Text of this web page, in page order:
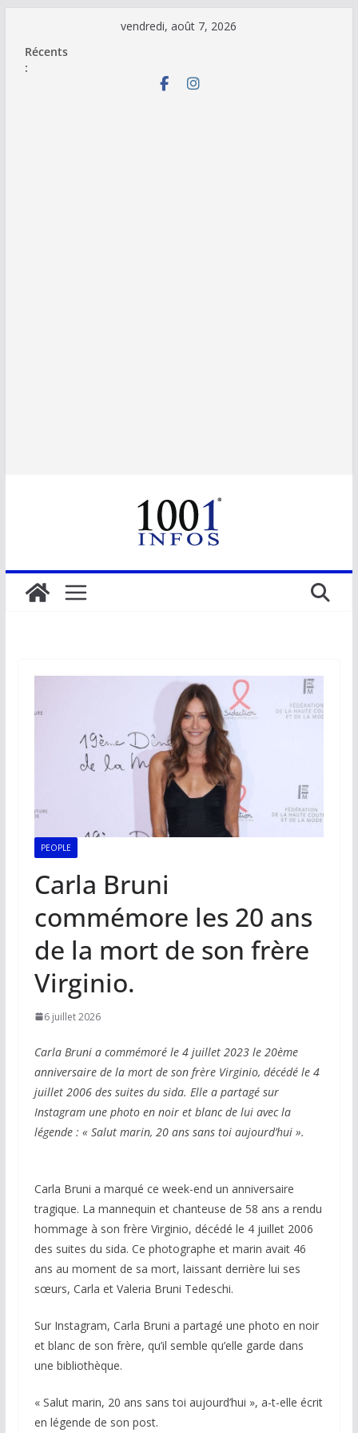
contenu
vendredi, août 7, 2026
Récents
:
PEOPLE
Carla Bruni
commémore les 20 ans
de la mort de son frère
Virginio.
6 juillet 2026
Carla Bruni a commémoré le 4 juillet 2023 le 20ème
anniversaire de la mort de son frère Virginio, décédé le 4
juillet 2006 des suites du sida. Elle a partagé sur
Instagram une photo en noir et blanc de lui avec la
légende : « Salut marin, 20 ans sans toi aujourd’hui ».
Carla Bruni a marqué ce week-end un anniversaire
tragique. La mannequin et chanteuse de 58 ans a rendu
hommage à son frère Virginio, décédé le 4 juillet 2006
des suites du sida. Ce photographe et marin avait 46
ans au moment de sa mort, laissant derrière lui ses
sœurs, Carla et Valeria Bruni Tedeschi.
Sur Instagram, Carla Bruni a partagé une photo en noir
et blanc de son frère, qu’il semble qu’elle garde dans
une bibliothèque.
« Salut marin, 20 ans sans toi aujourd’hui », a-t-elle écrit
en légende de son post.